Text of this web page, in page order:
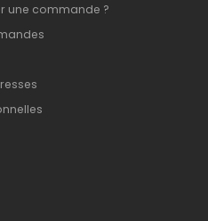
une commande ?